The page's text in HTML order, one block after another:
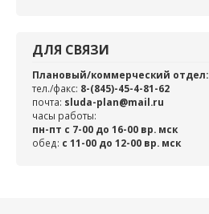
ДЛЯ СВЯЗИ
Плановый/коммерческий отдел:
тел./факс: 8-(845)-45-4-81-62
почта: sluda-plan@mail.ru
часы работы:
пн-пт с 7-00 до 16-00 вр. мск
обед: c 11-00 до 12-00 вр. мск